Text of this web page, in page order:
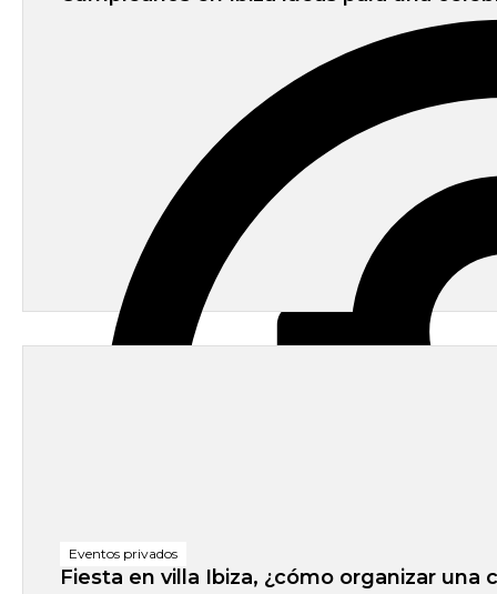
admin
Eventos privados
Fiesta en villa Ibiza, ¿cómo organizar una